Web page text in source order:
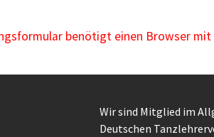
benötigt einen Browser
Wir sind Mitglied im
Deutschen